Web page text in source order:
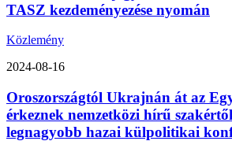
TASZ kezdeményezése nyomán
Közlemény
2024-08-16
Oroszországtól Ukrajnán át az
érkeznek nemzetközi hírű
legnagyobb hazai külpolitikai